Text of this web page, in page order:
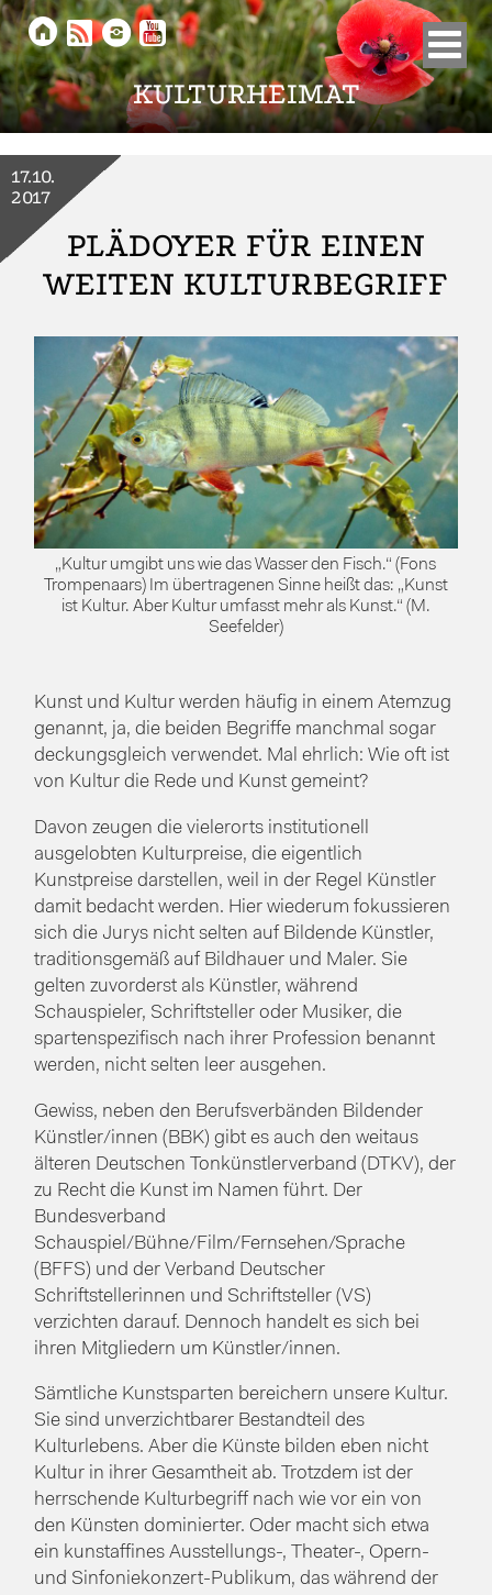
KULTURHEIMAT
    
PLÄDOYER FÜR EINEN
WEITEN KULTURBEGRIFF
17.10.
2017
„Kultur umgibt uns wie das Wasser den Fisch.“ (Fons
Trompenaars) Im übertragenen Sinne heißt das: „Kunst
ist Kultur. Aber Kultur umfasst mehr als Kunst.“ (M.
Seefelder)
Kunst und Kultur werden häufig in einem Atemzug
genannt, ja, die beiden Begriffe manchmal sogar
deckungsgleich verwendet. Mal ehrlich: Wie oft ist
von Kultur die Rede und Kunst gemeint?
Davon zeugen die vielerorts institutionell
ausgelobten Kulturpreise, die eigentlich
Kunstpreise darstellen, weil in der Regel Künstler
damit bedacht werden. Hier wiederum fokussieren
sich die Jurys nicht selten auf Bildende Künstler,
traditionsgemäß auf Bildhauer und Maler. Sie
gelten zuvorderst als Künstler, während
Schauspieler, Schriftsteller oder Musiker, die
spartenspezifisch nach ihrer Profession benannt
werden, nicht selten leer ausgehen.
Gewiss, neben den Berufsverbänden Bildender
Künstler/innen (BBK) gibt es auch den weitaus
älteren Deutschen Tonkünstlerverband (DTKV), der
zu Recht die Kunst im Namen führt. Der
Bundesverband
Schauspiel/Bühne/Film/Fernsehen/Sprache
(BFFS) und der Verband Deutscher
Schriftstellerinnen und Schriftsteller (VS)
verzichten darauf. Dennoch handelt es sich bei
ihren Mitgliedern um Künstler/innen.
Sämtliche Kunstsparten bereichern unsere Kultur.
Sie sind unverzichtbarer Bestandteil des
Kulturlebens. Aber die Künste bilden eben nicht
Kultur in ihrer Gesamtheit ab. Trotzdem ist der
herrschende Kulturbegriff nach wie vor ein von
den Künsten dominierter. Oder macht sich etwa
ein kunstaffines Ausstellungs-, Theater-, Opern-
und Sinfoniekonzert-Publikum, das während der